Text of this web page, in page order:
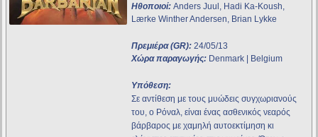
Ηθοποιοί: Anders Juul, Hadi Ka-Koush,
Lærke Winther Andersen, Brian Lykke
Πρεμιέρα (GR): 24/05/13
Χώρα παραγωγής: Denmark | Belgium
Υπόθεση:
Σε αντίθεση με τους μυώδεις συγχωριανούς
του, ο Ρόναλ, είναι ένας ασθενικός νεαρός
βάρβαρος με χαμηλή αυτοεκτίμηση κι